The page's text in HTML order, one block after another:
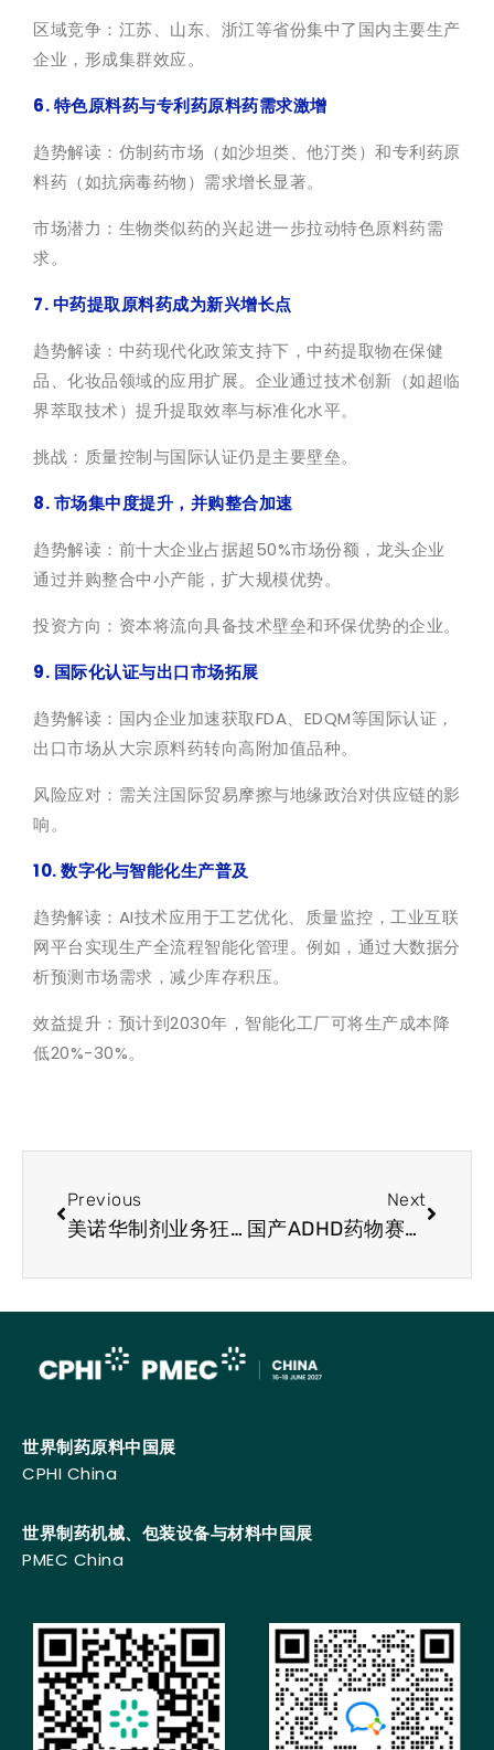
区域竞争：江苏、山东、浙江等省份集中了国内主要生产
企业，形成集群效应。
6. 特色原料药与专利药原料药需求激增
趋势解读：仿制药市场（如沙坦类、他汀类）和专利药原
料药（如抗病毒药物）需求增长显著。
市场潜力：生物类似药的兴起进一步拉动特色原料药需
求。
7. 中药提取原料药成为新兴增长点
趋势解读：中药现代化政策支持下，中药提取物在保健
品、化妆品领域的应用扩展。企业通过技术创新（如超临
界萃取技术）提升提取效率与标准化水平。
挑战：质量控制与国际认证仍是主要壁垒。
8. 市场集中度提升，并购整合加速
趋势解读：前十大企业占据超50%市场份额，龙头企业
通过并购整合中小产能，扩大规模优势。
投资方向：资本将流向具备技术壁垒和环保优势的企业。
9. 国际化认证与出口市场拓展
趋势解读：国内企业加速获取FDA、 EDQM等国际认证，
出口市场从大宗原料药转向高附加值品种。
风险应对：需关注国际贸易摩擦与地缘政治对供应链的影
响。
10. 数字化与智能化生产普及
趋势解读：AI技术应用于工艺优化、质量监控，工业互联
网平台实现生产全流程智能化管理。例如，通过大数据分
析预测市场需求，减少库存积压。
效益提升：预计到2030年，智能化工厂可将生产成本降
低20%-30%。
Previous
美诺华制剂业务狂增83.52%，原料药企稳回升，净利暴涨476%
Next
国产ADHD药物赛道破局！立方制药斩获”聪明药”首仿批文
世界制药原料中国展
CPHI China
世界制药机械、包装设备与材料中国展
PMEC China